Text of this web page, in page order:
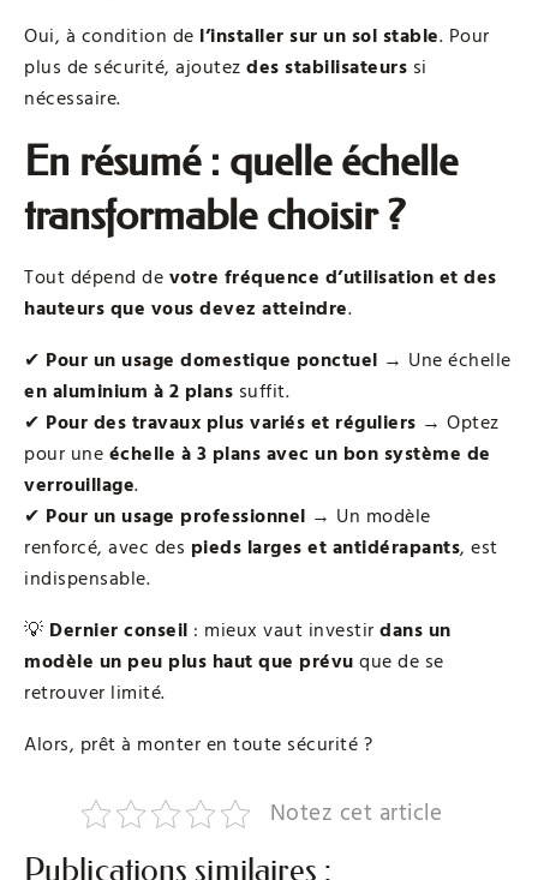
Oui, à condition de l’installer sur un sol stable. Pour
plus de sécurité, ajoutez des stabilisateurs si
nécessaire.
En résumé : quelle échelle
transformable choisir ?
Tout dépend de votre fréquence d’utilisation et des
hauteurs que vous devez atteindre.
✔ Pour un usage domestique ponctuel → Une échelle
en aluminium à 2 plans suffit.
✔ Pour des travaux plus variés et réguliers → Optez
pour une échelle à 3 plans avec un bon système de
verrouillage.
✔ Pour un usage professionnel → Un modèle
renforcé, avec des pieds larges et antidérapants, est
indispensable.
💡 Dernier conseil : mieux vaut investir dans un
modèle un peu plus haut que prévu que de se
retrouver limité.
Alors, prêt à monter en toute sécurité ?
Notez cet article
Publications similaires :